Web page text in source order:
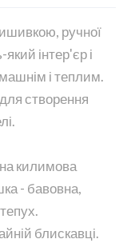
ручної
інтер'єр і
і теплим.
створення
килимова
- бавовна,
блискавці.